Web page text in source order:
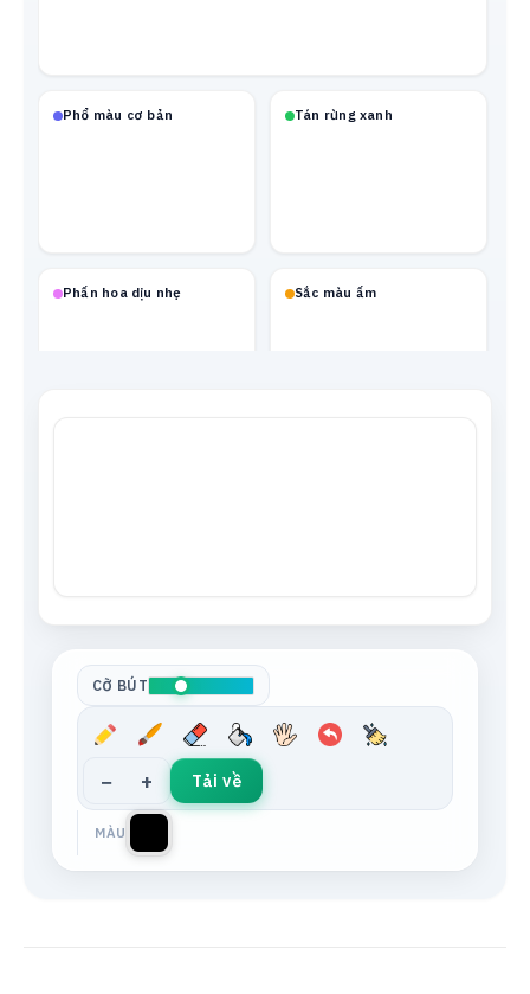
Phổ màu cơ bản Tán rừng xanh
Phấn hoa dịu nhẹ Sắc màu ấm
CỠ BÚT
− + Tải về
MÀU